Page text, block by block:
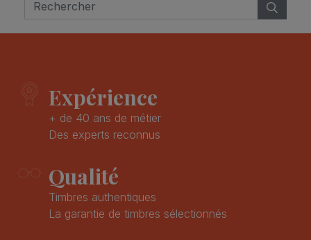
Expérience
+ de 40 ans de métier
Des experts reconnus
Qualité
Timbres authentiques
La garantie de timbres sélectionnés